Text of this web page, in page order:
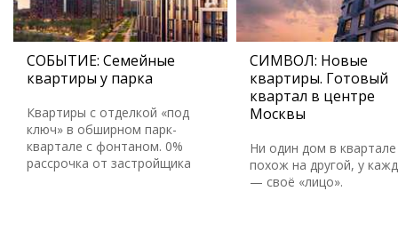
СОБЫТИЕ: Семейные
квартиры у парка
Квартиры с отделкой «под
ключ» в обширном парк-
квартале с фонтаном. 0%
рассрочка от застройщика
СИМВОЛ: Новые
квартиры. Готовый
квартал в центре
Москвы
Ни один дом в
похож на другой, у
— своё «лицо».